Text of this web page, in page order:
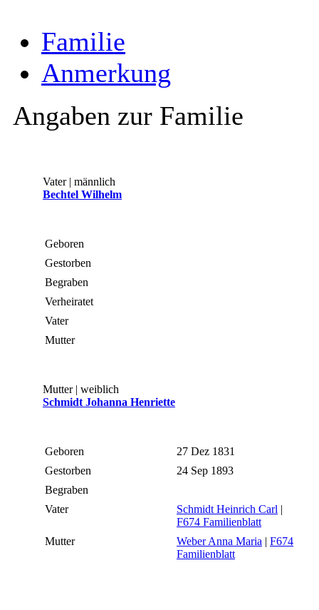
Familie
Anmerkung
Angaben zur Familie
Vater | männlich
Bechtel Wilhelm
Geboren
Gestorben
Begraben
Verheiratet
Vater
Mutter
Mutter | weiblich
Schmidt Johanna Henriette
Geboren
27 Dez 1831
Gestorben
24 Sep 1893
Begraben
Vater
Schmidt Heinrich Carl |
F674 Familienblatt
Mutter
Weber Anna Maria | F674
Familienblatt